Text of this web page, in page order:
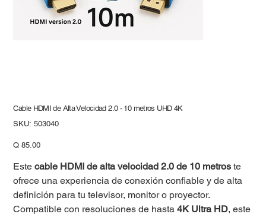
Cable HDMI de Alta Velocidad 2.0 - 10 metros UHD 4K
SKU: SKU
503040
503040
Precio
Q 85.00
Estecable HDMI de alta velocidad 2.0 de 10 metros te
ofrece una experiencia de conexión confiable y de alta
definición para tu televisor, monitor o proyector.
Compatible con resoluciones de hasta4K Ultra HD, este